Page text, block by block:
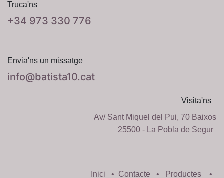
Truca'ns
+34 973 330 776
Envia'ns un missatge
info@batista10.cat
Visita'ns
Av/ Sant Miquel del Pui, 70 Baixos
25500 - La Pobla de Segur
Inici • Contacte • Productes •